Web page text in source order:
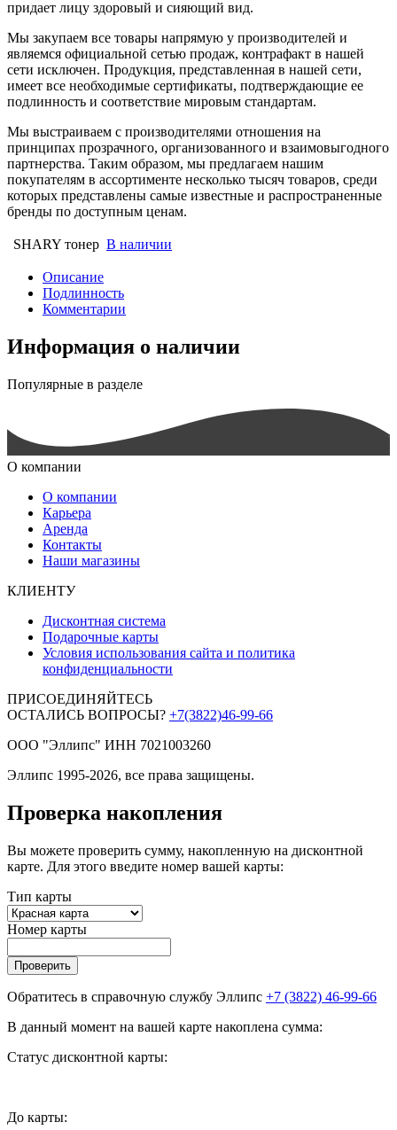
придает лицу здоровый и сияющий вид.
Мы закупаем все товары напрямую у производителей и
являемся официальной сетью продаж, контрафакт в нашей
сети исключен. Продукция, представленная в нашей сети,
имеет все необходимые сертификаты, подтверждающие ее
подлинность и соответствие мировым стандартам.
Мы выстраиваем с производителями отношения на
принципах прозрачного, организованного и взаимовыгодного
партнерства. Таким образом, мы предлагаем нашим
покупателям в ассортименте несколько тысяч товаров, среди
которых представлены самые известные и распространенные
бренды по доступным ценам.
SHARY тонер В наличии
Описание
Подлинность
Комментарии
Информация о наличии
Популярные в разделе
О компании
О компании
Карьера
Аренда
Контакты
Наши магазины
КЛИЕНТУ
Дисконтная система
Подарочные карты
Условия использования сайта и политика
конфиденциальности
ПРИСОЕДИНЯЙТЕСЬ
ОСТАЛИСЬ ВОПРОСЫ? +7(3822)46-99-66
ООО "Эллипс" ИНН 7021003260
Эллипс 1995-2026, все права защищены.
Проверка накопления
Вы можете проверить сумму, накопленную на дисконтной
карте. Для этого введите номер вашей карты:
Тип карты
Номер карты
Проверить
Обратитесь в справочную службу Эллипс +7 (3822) 46-99-66
В данный момент на вашей карте накоплена сумма:
Статус дисконтной карты:
До карты: